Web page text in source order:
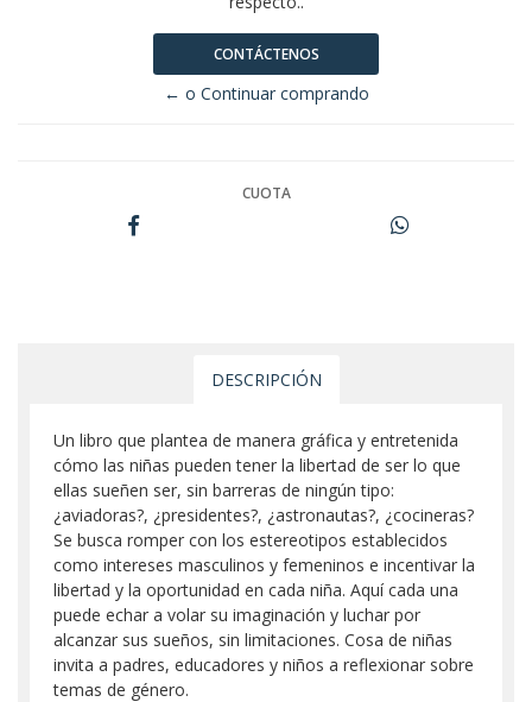
CONTÁCTENOS
← o Continuar comprando
CUOTA
DESCRIPCIÓN
Un libro que plantea de manera gráfica y entretenida
cómo las niñas pueden tener la libertad de ser lo que
ellas sueñen ser, sin barreras de ningún tipo:
¿aviadoras?, ¿presidentes?, ¿astronautas?, ¿cocineras?
Se busca romper con los estereotipos establecidos
como intereses masculinos y femeninos e incentivar la
libertad y la oportunidad en cada niña. Aquí cada una
puede echar a volar su imaginación y luchar por
alcanzar sus sueños, sin limitaciones. Cosa de niñas
invita a padres, educadores y niños a reflexionar sobre
temas de género.